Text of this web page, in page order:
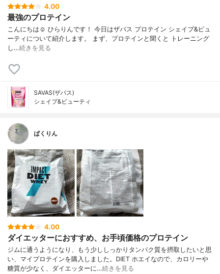
4.00
最強のプロテイン
こんにちは☺️ ひらりんです！ 今日はザバス プロテイン シェイプ&ビュ
ーティについて紹介します。 まず、プロテインと聞くと トレーニング
し…続きを見る
SAVAS(ザバス)
シェイプ&ビューティ
ぱくりん
4.00
ダイエッターにおすすめ、お手頃価格のプロテイン
ジムに通うようになり、もう少ししっかりタンパク質を摂取したいと思
い、マイプロテインを購入しました。DIET ホエイなので、カロリーや
糖質が少なく、ダイエッターに…続きを見る